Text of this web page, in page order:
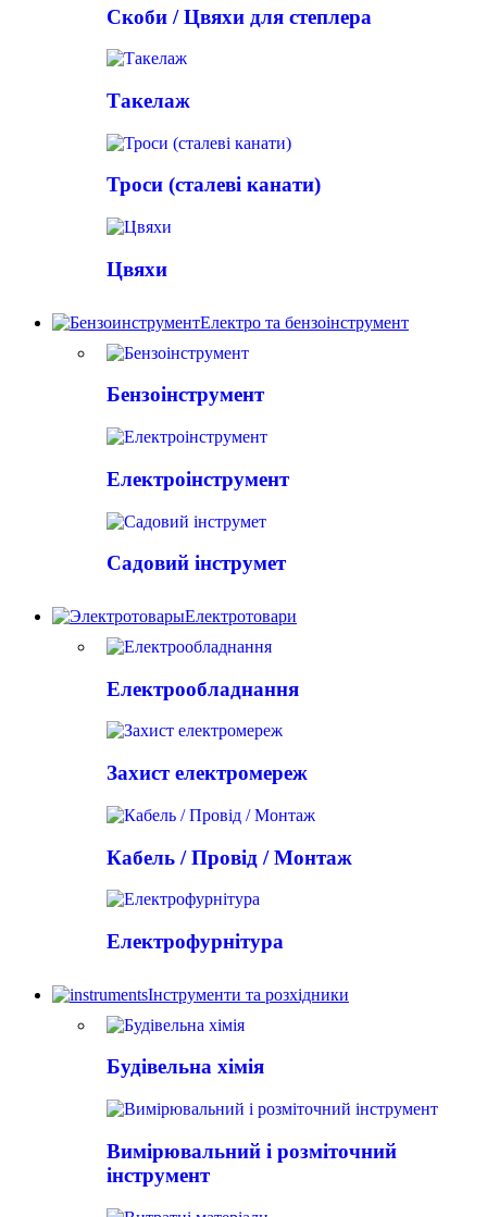
Скоби / Цвяхи для степлера
Такелаж
Троси (сталеві канати)
Цвяхи
Електро та бензоінструмент
Бензоінструмент
Електроінструмент
Садовий інструмет
Електротовари
Електрообладнання
Захист електромереж
Кабель / Провід / Монтаж
Електрофурнітура
Інструменти та розхідники
Будівельна хімія
Вимірювальний і розміточний
інструмент